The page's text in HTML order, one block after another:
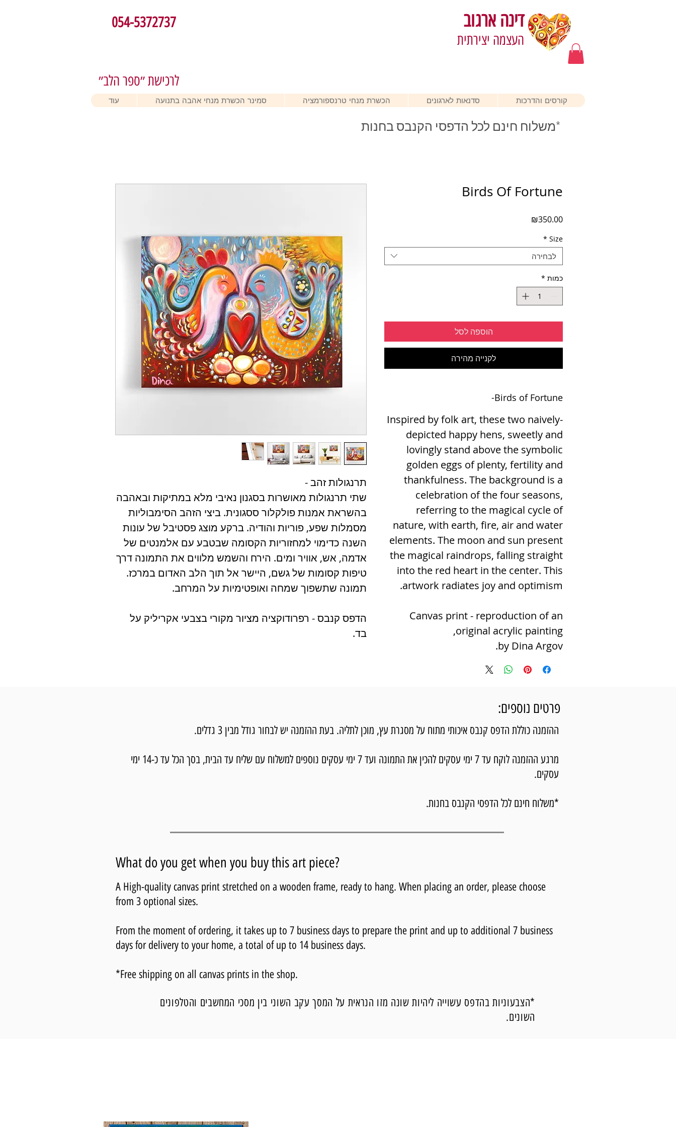
054-5372737 דינה ארגוב
העצמה יצירתית
לרכישת ״ספר הלב״
קורסים והדרכות סדנאות לארגונים הכשרת מנחי טרנספורמציה סמינר הכשרת מנחי אהבה בתנועה עוד
תרנגולות זהב -
שתי תרנגולות מאושרות בסגנון נאיבי מלא במתיקות ובאהבה
בהשראת אמנות פולקלור ססגונית. ביצי הזהב הסימבוליות
מסמלות שפע, פוריות והודיה. ברקע מוצג פסטיבל של עונות
השנה כדימוי למחזוריות הקסומה שבטבע עם אלמנטים של
אדמה, אש, אוויר ומים. הירח והשמש מלווים את התמונה דרך
טיפות קסומות של גשם, היישר אל תוך הלב האדום במרכז.
תמונה שתשפוך שמחה ואופטימיות על המרחב.
הדפס קנבס - רפרודוקציה מציור מקורי בצבעי אקריליק על
בד.
Birds Of Fortune
₪350.00
Size
*
לבחירה
כמות *
הוספה לסל
לקנייה מהירה
Birds of Fortune-
Inspired by folk art, these two naively-
depicted happy hens, sweetly and
lovingly stand above the symbolic
golden eggs of plenty, fertility and
thankfulness. The background is a
celebration of the four seasons,
referring to the magical cycle of
nature, with earth, fire, air and water
elements. The moon and sun present
the magical raindrops, falling straight
into the red heart in the center. This
artwork radiates joy and optimism.
Canvas print - reproduction of an
original acrylic painting,
by Dina Argov.
*משלוח חינם לכל הדפסי הקנבס בחנות
פרטים נוספים:
ההזמנה כוללת הדפס קנבס איכותי מתוח על מסגרת עץ, מוכן לתליה. בעת ההזמנה יש לבחור גודל מבין 3 גדלים.
מרגע ההזמנה לוקח עד 7 ימי עסקים להכין את התמונה ועד 7 ימי עסקים נוספים למשלוח עם שליח עד הבית, בסך הכל עד כ-14 ימי
עסקים.
*משלוח חינם לכל הדפסי הקנבס בחנות.
What do you get when you buy this art piece?
A High-quality canvas print stretched on a wooden frame, ready to hang. When placing an order, please choose
from 3 optional sizes.
From the moment of ordering, it takes up to 7 business days to prepare the print and up to additional 7 business
days for delivery to your home, a total of up to 14 business days.
*Free shipping on all canvas prints in the shop.
*הצבעוניות בהדפס עשוייה ליהיות שונה מזו הנראית על המסך עקב השוני בין מסכי המחשבים והטלפונים
השונים.